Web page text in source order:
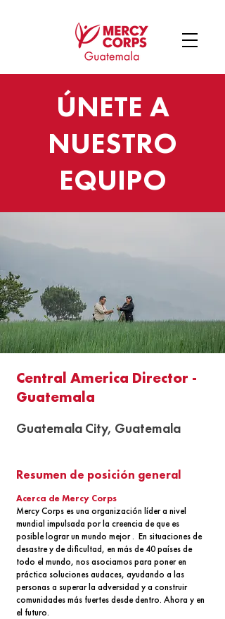
ÚNETE A
NUESTRO
EQUIPO
Central America Director -
Guatemala
Guatemala City, Guatemala
Resumen de posición general
Acerca de Mercy Corps
Mercy Corps es una organización líder a nivel
mundial impulsada por la creencia de que es
posible lograr un mundo mejor . En situaciones de
desastre y de dificultad, en más de 40 países de
todo el mundo, nos asociamos para poner en
práctica soluciones audaces, ayudando a las
personas a superar la adversidad y a construir
comunidades más fuertes desde dentro. Ahora y en
el futuro.